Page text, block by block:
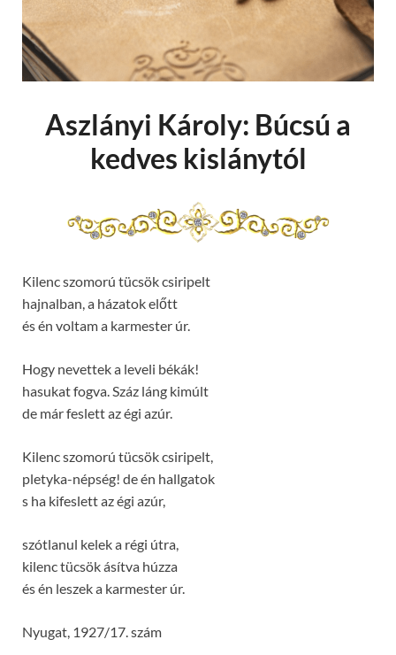
Aszlányi Károly: Búcsú a
kedves kislánytól
Kilenc szomorú tücsök csiripelt
hajnalban, a házatok előtt
és én voltam a karmester úr.
Hogy nevettek a leveli békák!
hasukat fogva. Száz láng kimúlt
de már feslett az égi azúr.
Kilenc szomorú tücsök csiripelt,
pletyka-népség! de én hallgatok
s ha kifeslett az égi azúr,
szótlanul kelek a régi útra,
kilenc tücsök ásítva húzza
és én leszek a karmester úr.
Nyugat, 1927/17. szám